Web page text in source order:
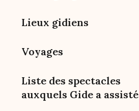
Lieux gidiens
Voyages
Liste des spectacles
auxquels Gide a assisté